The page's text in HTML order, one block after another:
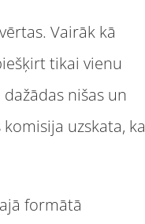
Vairāk kā
tikai vienu
nišas un
uzskata, ka
formātā